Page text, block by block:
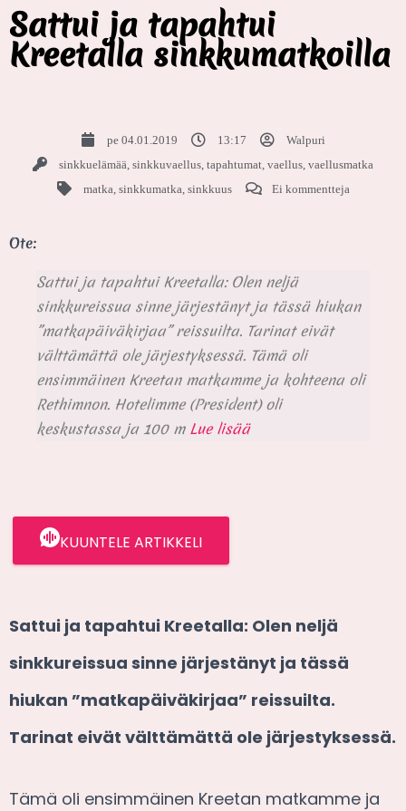
Sattui ja tapahtui
Kreetalla sinkkumatkoilla
pe 04.01.2019 13:17
Walpuri
sinkkuelämää sinkkuvaellus tapahtumat vaellus vaellusmatka
matka sinkkumatka sinkkuus Ei kommentteja
Ote:
Sattui ja tapahtui Kreetalla: Olen neljä
sinkkureissua sinne järjestänyt ja tässä hiukan
”matkapäiväkirjaa” reissuilta. Tarinat eivät
välttämättä ole järjestyksessä. Tämä oli
ensimmäinen Kreetan matkamme ja kohteena oli
Rethimnon. Hotelimme (President) oli
keskustassa ja 100 mLue lisää
KUUNTELE ARTIKKELI
Sattui ja tapahtui Kreetalla: Olen neljä
sinkkureissua sinne järjestänyt ja tässä
hiukan ”matkapäiväkirjaa” reissuilta.
Tarinat eivät välttämättä ole järjestyksessä.
Tämä oli ensimmäinen Kreetan matkamme ja